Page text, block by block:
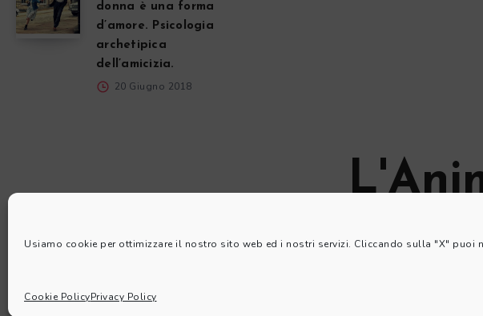
Usiamo cookie per ottimizzare il nostro sito web ed i nostri servizi. Cliccando sulla "X" puoi
Cookie PolicyPrivacy Policy
donna è una forma
d’amore. Psicologia
archetipica
dell’amicizia.
20 Giugno 2018